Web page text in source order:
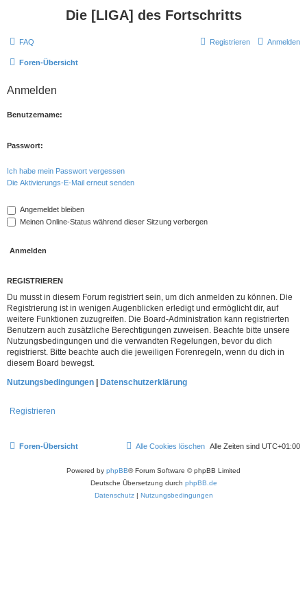
Die [LIGA] des Fortschritts
FAQ Anmelden
Registrieren
Foren-Übersicht
Anmelden
Benutzername:
Passwort:
Ich habe mein Passwort vergessen
Die Aktivierungs-E-Mail erneut senden
Angemeldet bleiben
Meinen Online-Status während dieser Sitzung verbergen
REGISTRIEREN
Du musst in diesem Forum registriert sein, um dich anmelden zu können. Die
Registrierung ist in wenigen Augenblicken erledigt und ermöglicht dir, auf
weitere Funktionen zuzugreifen. Die Board-Administration kann registrierten
Benutzern auch zusätzliche Berechtigungen zuweisen. Beachte bitte unsere
Nutzungsbedingungen und die verwandten Regelungen, bevor du dich
registrierst. Bitte beachte auch die jeweiligen Forenregeln, wenn du dich in
diesem Board bewegst.
Nutzungsbedingungen | Datenschutzerklärung
Registrieren
Foren-Übersicht Alle Zeiten sind UTC+01:00
Alle Cookies löschen
Powered by phpBB® Forum Software © phpBB Limited
Deutsche Übersetzung durch phpBB.de
Datenschutz| Nutzungsbedingungen